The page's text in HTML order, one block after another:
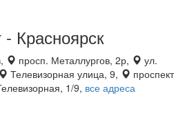
Красноярск
просп. Металлургов, 2р,
ул.
Телевизорная улица, 9,
проспект
1/9, все адреса